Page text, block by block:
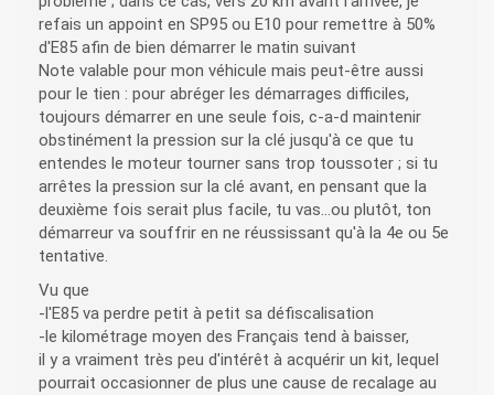
refais un appoint en SP95 ou E10 pour remettre à 50%
d'E85 afin de bien démarrer le matin suivant
Note valable pour mon véhicule mais peut-être aussi
pour le tien : pour abréger les démarrages difficiles,
toujours démarrer en une seule fois, c-a-d maintenir
obstinément la pression sur la clé jusqu'à ce que tu
entendes le moteur tourner sans trop toussoter ; si tu
arrêtes la pression sur la clé avant, en pensant que la
deuxième fois serait plus facile, tu vas...ou plutôt, ton
démarreur va souffrir en ne réussissant qu'à la 4e ou 5e
tentative.
Vu que
-l'E85 va perdre petit à petit sa défiscalisation
-le kilométrage moyen des Français tend à baisser,
il y a vraiment très peu d'intérêt à acquérir un kit, lequel
pourrait occasionner de plus une cause de recalage au